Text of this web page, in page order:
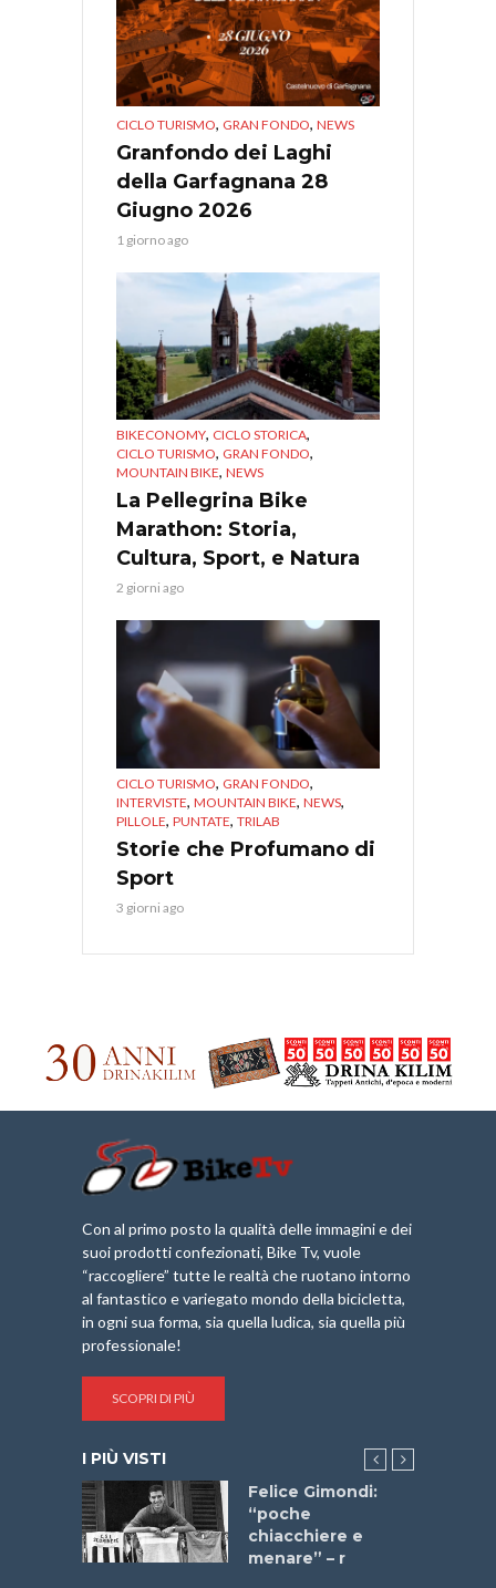
CICLO TURISMO, GRAN FONDO, NEWS
Granfondo dei Laghi
della Garfagnana 28
Giugno 2026
1 giorno ago
BIKECONOMY, CICLO STORICA,
CICLO TURISMO, GRAN FONDO,
MOUNTAIN BIKE, NEWS
La Pellegrina Bike
Marathon: Storia,
Cultura, Sport, e Natura
2 giorni ago
CICLO TURISMO, GRAN FONDO,
INTERVISTE, MOUNTAIN BIKE, NEWS,
PILLOLE, PUNTATE, TRILAB
Storie che Profumano di
Sport
3 giorni ago
Con al primo posto la qualità delle immagini e dei
suoi prodotti confezionati, Bike Tv, vuole
“raccogliere” tutte le realtà che ruotano intorno
al fantastico e variegato mondo della bicicletta,
in ogni sua forma, sia quella ludica, sia quella più
professionale!
SCOPRI DI PIÙ
I PIÙ VISTI
Felice Gimondi:
“poche
chiacchiere e
menare” – r